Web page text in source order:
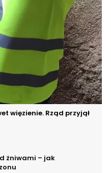
więzienie. Rząd przyjął
żniwami – jak